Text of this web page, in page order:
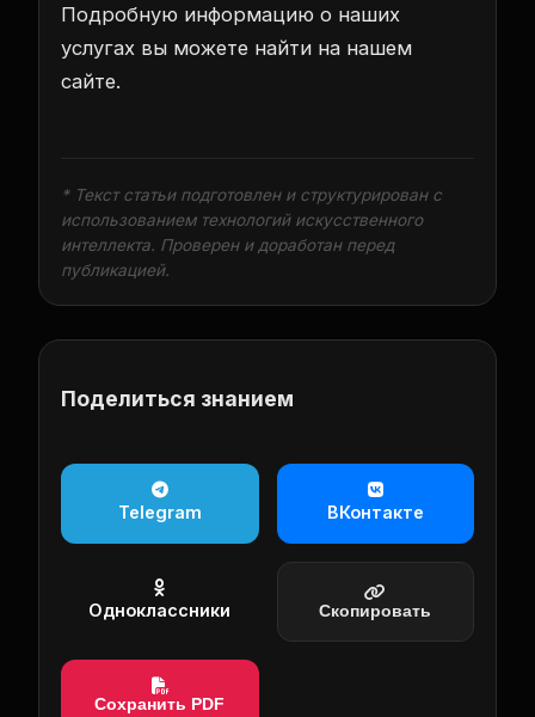
Подробную информацию о наших
услугах вы можете найти на нашем
сайте.
* Текст статьи подготовлен и структурирован с
использованием технологий искусственного
интеллекта. Проверен и доработан перед
публикацией.
Поделиться знанием
Telegram ВКонтакте
Одноклассники Скопировать
Сохранить PDF